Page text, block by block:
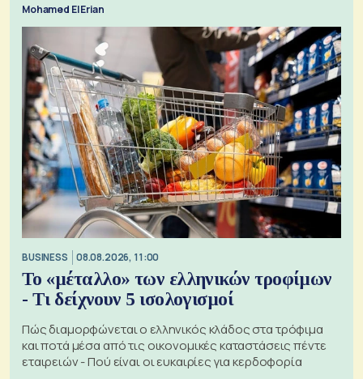
Mohamed El Erian
BUSINESS 08.08.2026, 11:00
Το «μέταλλο» των ελληνικών τροφίμων
- Τι δείχνουν 5 ισολογισμοί
Πώς διαμορφώνεται ο ελληνικός κλάδος στα τρόφιμα
και ποτά μέσα από τις οικονομικές καταστάσεις πέντε
εταιρειών - Πού είναι οι ευκαιρίες για κερδοφορία